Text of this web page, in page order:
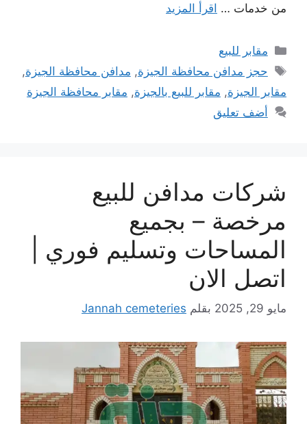
من خدمات … اقرأ المزيد
التصنيفات
مقابر للبيع
الوسوم
حجز مدافن محافظة الجيزة, مدافن محافظة الجيزة,
مقابر الجيزة, مقابر للبيع بالجيزة, مقابر محافظة الجيزة
أضف تعليق
شركات مدافن للبيع
مرخصة – بجميع
المساحات وتسليم فوري |
اتصل الان
مايو 29, 2025 بقلم Jannah cemeteries